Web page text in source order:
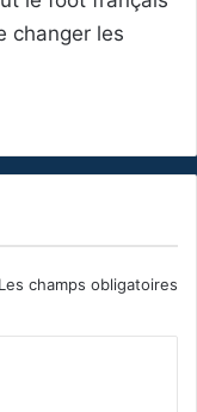
changer les
Les champs obligatoires